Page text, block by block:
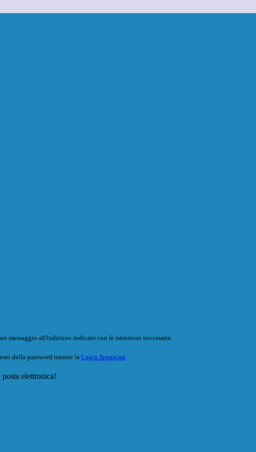
messaggio all'indirizzo indicato con le istruzioni necessarie.
della password tramite la Login Spaggiari
elettronica!